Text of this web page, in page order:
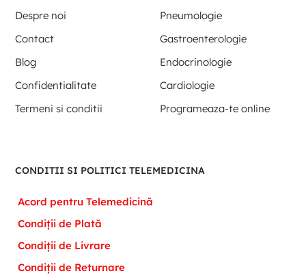
Despre noi
Pneumologie
Contact
Gastroenterologie
Blog
Endocrinologie
Confidentialitate
Cardiologie
Termeni si conditii
Programeaza-te online
CONDITII SI POLITICI TELEMEDICINA
Acord pentru Telemedicină
Condiții de Plată
Condiții de Livrare
Condiții de Returnare